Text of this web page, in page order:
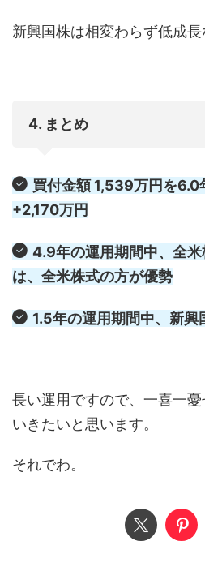
新興国株は相変わらず低成長
4. まとめ
買付金額 1,539万円を6.0
+2,170万円
4.9年の運用期間中、全
は、全米株式の方が優勢
1.5年の運用期間中、新
長い運用ですので、一喜一
いきたいと思います。
それでわ。